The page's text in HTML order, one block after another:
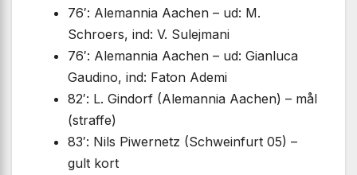
76′: Alemannia Aachen – ud: M.
Schroers, ind: V. Sulejmani
76′: Alemannia Aachen – ud: Gianluca
Gaudino, ind: Faton Ademi
82′: L. Gindorf (Alemannia Aachen) – mål
(straffe)
83′: Nils Piwernetz (Schweinfurt 05) –
gult kort